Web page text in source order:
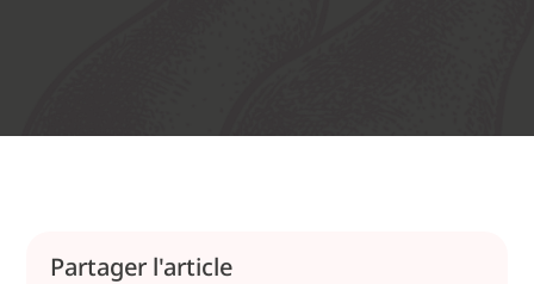
Partager l'article